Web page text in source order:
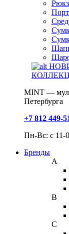
MINT —
Петербурга
+7 812 449-
Пн-Вс: с 11-
Бренды
A
B
C